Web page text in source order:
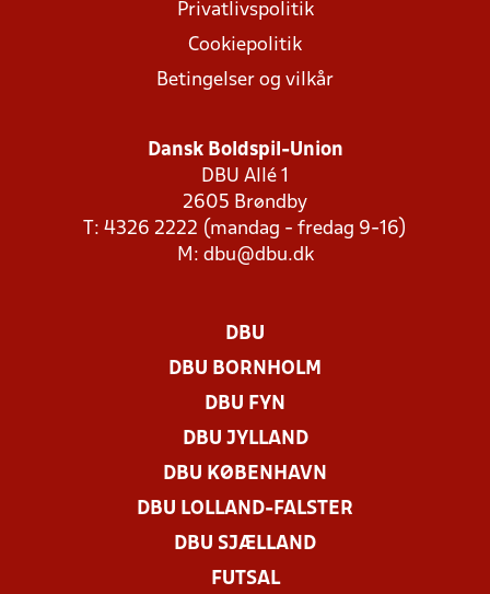
Privatlivspolitik
Cookiepolitik
Betingelser og vilkår
Dansk Boldspil-Union
DBU Allé 1
2605 Brøndby
T: 4326 2222 (mandag - fredag 9-16)
M: dbu@dbu.dk
DBU
DBU BORNHOLM
DBU FYN
DBU JYLLAND
DBU KØBENHAVN
DBU LOLLAND-FALSTER
DBU SJÆLLAND
FUTSAL